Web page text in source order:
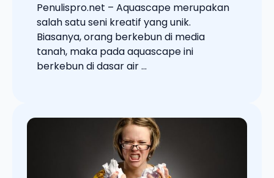
Penulispro.net – Aquascape merupakan
salah satu seni kreatif yang unik.
Biasanya, orang berkebun di media
tanah, maka pada aquascape ini
berkebun di dasar air ...